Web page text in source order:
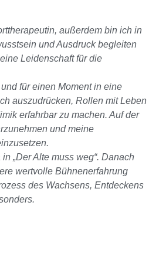
außerdem bin ich in
und Ausdruck begleiten
Leidenschaft für die
für einen Moment in eine
auszudrücken, Rollen mit Leben
erfahrbar zu machen. Auf der
und meine
„Der Alte muss weg“. Danach
wertvolle Bühnenerfahrung
des Wachsens, Entdeckens